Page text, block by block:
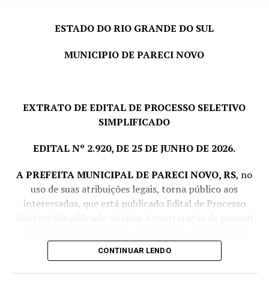
PRAZO E LOCAL DE INSCRIÇÃO:dias 06; 07; 10; 11 e
12 de agosto de 2026, das 07h30min às 11h30min e das
13h às 16h, no Departamento de Pessoal, junto a
Pareci Novo, RS, 04 de agosto de 2026.
LORENI CRISTINA REINHEIMER,
Prefeita Municipal
ESTADO DO RIO GRANDE DO SUL
MUNICIPIO DE PARECI NOVO
EXTRATO DE EDITAL DE PROCESSO SELETIVO
SIMPLIFICADO
EDITAL Nº 2.920, DE 25 DE JUNHO DE 2026.
A PREFEITA MUNICIPAL DE PARECI NOVO, RS, no
uso de suas atribuições legais, torna público aos
interessados, que está publicado Edital de Processo
interesse público, com fulcro no art. 37, IX da
Constituição Federal e art. 229, inciso VI, da Lei
Complementar nº 380/1997, conforme segue:
CONTINUAR LENDO